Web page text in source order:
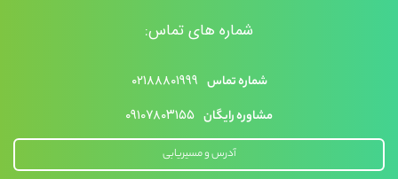
شماره های تماس:
شماره تماس ۰۲۱۸۸۸۰۱۹۹۹
مشاوره رایگان ۰۹۱۰۷۸۰۳۱۵۵
آدرس و مسیریابی